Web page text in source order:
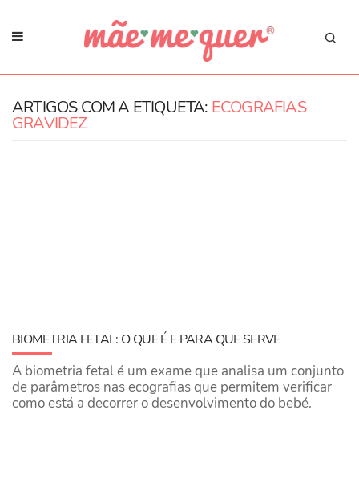
ARTIGOS COM A ETIQUETA: ECOGRAFIAS
GRAVIDEZ
BIOMETRIA FETAL: O QUE É E PARA QUE SERVE
A biometria fetal é um exame que analisa um conjunto
de parâmetros nas ecografias que permitem verificar
como está a decorrer o desenvolvimento do bebé.